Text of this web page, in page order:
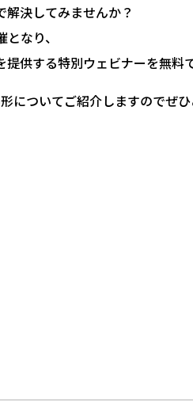
決してみませんか？
なり、
供する特別ウェビナーを無料
についてご紹介しますのでぜ